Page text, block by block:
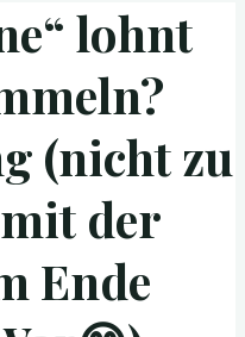
lohnt
(nicht zu
der
Ende